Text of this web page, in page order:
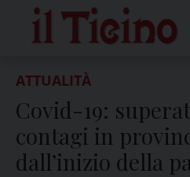
content
ATTUALITÀ
Covid-19:
contagi in
dall’inizio della